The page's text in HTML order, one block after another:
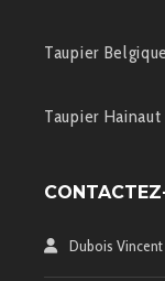
Taupier Belgique
Taupier Hainaut
Dubois Vincent